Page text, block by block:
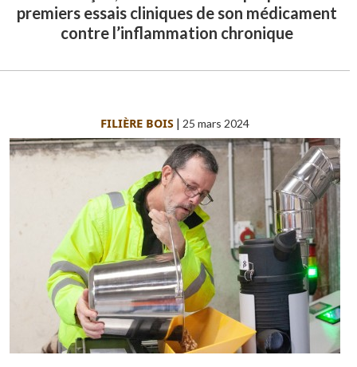
premiers essais cliniques de son médicament
contre l’inflammation chronique
FILIÈRE BOIS | 25 mars 2024